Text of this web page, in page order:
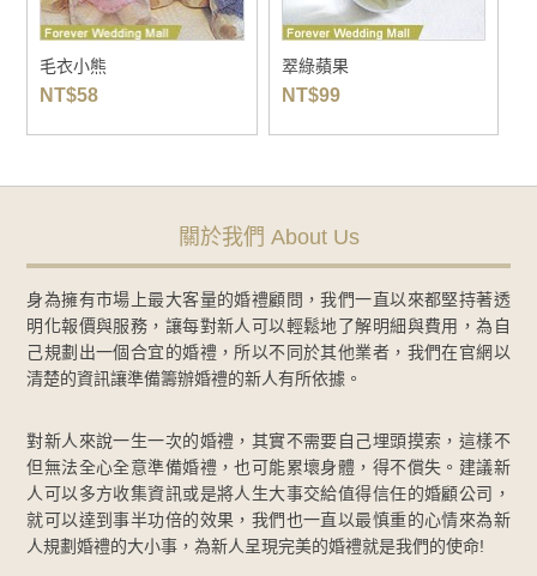
毛衣小熊
NT$58
翠綠蘋果
NT$99
關於我們 About Us
身為擁有市場上最大客量的婚禮顧問，我們一直以來都堅持著透
明化報價與服務，讓每對新人可以輕鬆地了解明細與費用，為自
己規劃出一個合宜的婚禮，所以不同於其他業者，我們在官網以
清楚的資訊讓準備籌辦婚禮的新人有所依據。
對新人來說一生一次的婚禮，其實不需要自己埋頭摸索，這樣不
但無法全心全意準備婚禮，也可能累壞身體，得不償失。建議新
人可以多方收集資訊或是將人生大事交給值得信任的婚顧公司，
就可以達到事半功倍的效果，我們也一直以最慎重的心情來為新
人規劃婚禮的大小事，為新人呈現完美的婚禮就是我們的使命!